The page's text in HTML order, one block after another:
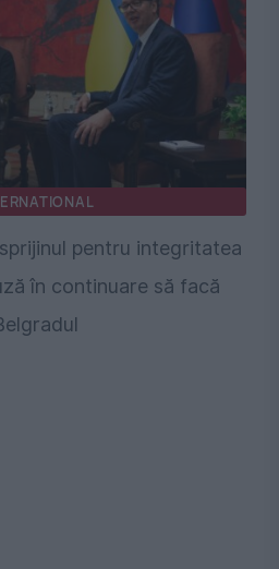
pentru integritatea
în continuare să facă